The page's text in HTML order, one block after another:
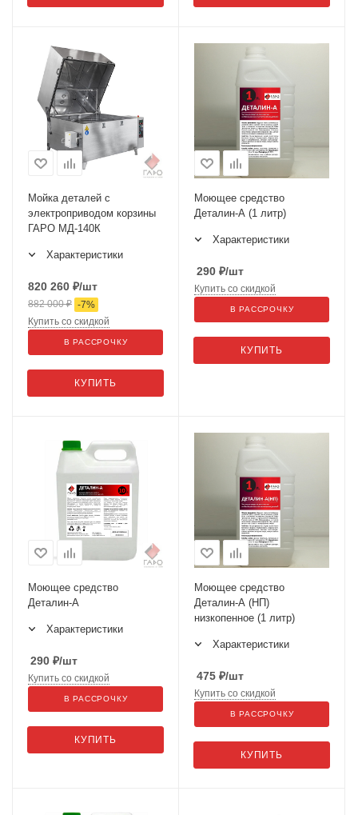
Мойка деталей с
электроприводом корзины
ГАРО МД-140К
Характеристики
820 260 ₽/шт
882 000₽ -7%
КУПИТЬ
Купить со скидкой
В РАССРОЧКУ
Моющее средство
Деталин-А (1 литр)
Характеристики
290 ₽/шт
КУПИТЬ
Купить со скидкой
В РАССРОЧКУ
Моющее средство
Деталин-А
Характеристики
290 ₽/шт
КУПИТЬ
Купить со скидкой
В РАССРОЧКУ
Моющее средство
Деталин-А (НП)
низкопенное (1 литр)
Характеристики
475 ₽/шт
КУПИТЬ
Купить со скидкой
В РАССРОЧКУ